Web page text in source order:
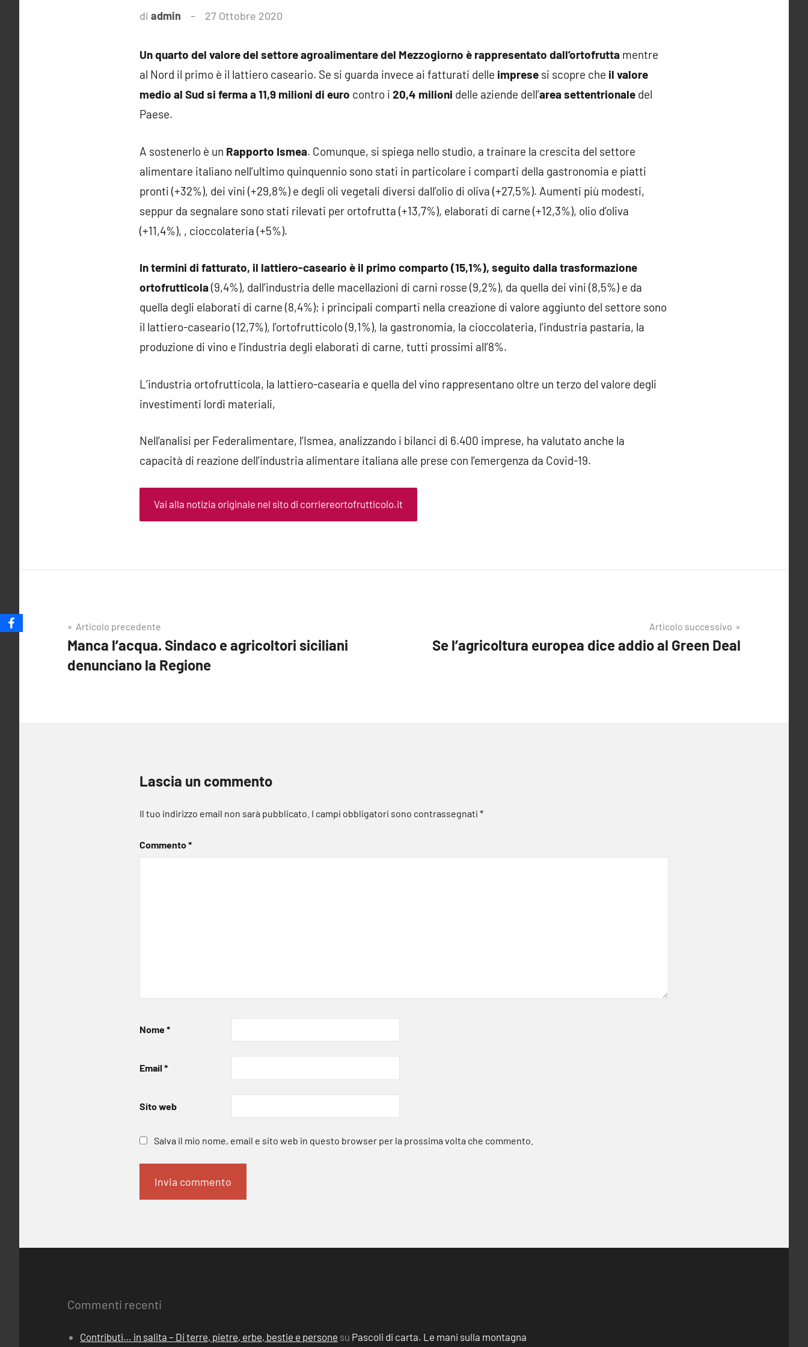
di admin 27 Ottobre 2020
Un quarto del valore del settore agroalimentare del Mezzogiorno è rappresentato dall’ortofrutta mentre
al Nord il primo è il lattiero caseario. Se si guarda invece ai fatturati delle imprese si scopre che il valore
medio al Sud si ferma a 11,9 milioni di euro contro i 20,4 milioni delle aziende dell’area settentrionale del
Paese.
A sostenerlo è un Rapporto Ismea. Comunque, si spiega nello studio, a trainare la crescita del settore
alimentare italiano nell’ultimo quinquennio sono stati in particolare i comparti della gastronomia e piatti
pronti (+32%), dei vini (+29,8%) e degli oli vegetali diversi dall’olio di oliva (+27,5%). Aumenti più modesti,
seppur da segnalare sono stati rilevati per ortofrutta (+13,7%), elaborati di carne (+12,3%), olio d’oliva
(+11,4%), , cioccolateria (+5%).
In termini di fatturato, il lattiero-caseario è il primo comparto (15,1%), seguito dalla trasformazione
ortofrutticola(9,4%), dall’industria delle macellazioni di carni rosse (9,2%), da quella dei vini (8,5%) e da
quella degli elaborati di carne (8,4%); i principali comparti nella creazione di valore aggiunto del settore sono
il lattiero-caseario (12,7%), l’ortofrutticolo (9,1%), la gastronomia, la cioccolateria, l’industria pastaria, la
produzione di vino e l’industria degli elaborati di carne, tutti prossimi all’8%.
L’industria ortofrutticola, la lattiero-casearia e quella del vino rappresentano oltre un terzo del valore degli
investimenti lordi materiali,
Nell’analisi per Federalimentare, l’Ismea, analizzando i bilanci di 6.400 imprese, ha valutato anche la
capacità di reazione dell’industria alimentare italiana alle prese con l’emergenza da Covid-19.
Vai alla notizia originale nel sito di corriereortofrutticolo.it
Navigazione
articoli
Articolo precedente
Manca l’acqua. Sindaco e agricoltori siciliani
denunciano la Regione
Articolo successivo
Se l’agricoltura europea dice addio al Green Deal
Lascia un commento
Il tuo indirizzo email non sarà pubblicato. I campi obbligatori sono contrassegnati *
Commento*
Nome*
Email *
Sito web
Salva il mio nome, email e sito web in questo browser per la prossima volta che commento.
Commenti recenti
Contributi… in salita – Di terre, pietre, erbe, bestie e persone su Pascoli di carta. Le mani sulla montagna